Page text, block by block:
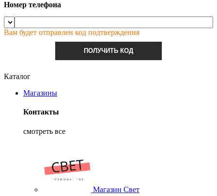
Номер телефона
Вам будет отправлен код подтверждения
ПОЛУЧИТЬ КОД
Каталог
Магазины
Контакты
смотреть все
Магазин Свет